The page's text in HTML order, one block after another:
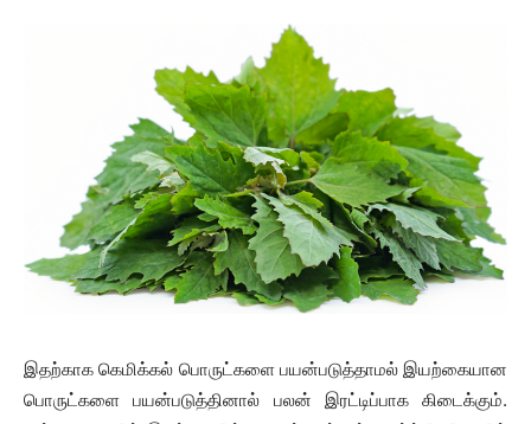
இதற்காக கெமிக்கல் பொருட்களை பயன்படுத்தாமல் இயற்கையான
பொருட்களை பயன்படுத்தினால் பலன் இரட்டிப்பாக கிடைக்கும்.